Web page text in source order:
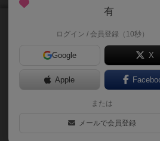
特殊効果付きのポーカーで
予想で追加点のチャンス！
特殊効果付きのポーカーで、
の予想が的中すれば、追加得
有
ログイン / 会員登録（10秒）
Google X
Apple
または
メールで会員登録